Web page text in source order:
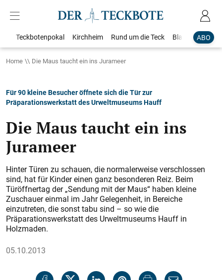
ABO
Teckbotenpokal Kirchheim Rund um die Teck Blaulicht
Home Die Maus taucht ein ins Jurameer
Für 90 kleine Besucher öffnete sich die Tür zur
Präparationswerkstatt des Urweltmuseums Hauff
Die Maus taucht ein ins
Jurameer
Hinter Türen zu schauen, die normalerweise verschlossen
sind, hat für Kinder einen ganz besonderen Reiz. Beim
Türöffnertag der „Sendung mit der Maus“ haben kleine
Zuschauer einmal im Jahr Gelegenheit, in Bereiche
einzutreten, die sonst tabu sind – so wie die
Präparationswerkstatt des Urwelt­museums Hauff in
Holzmaden.
05.10.2013